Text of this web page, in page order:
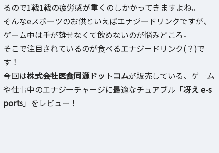
るので1戦1戦の疲労感が重くのしかかってきますよね。
そんなeスポーツのお供といえばエナジードリンクですが、
ゲーム中は手が離せなくて飲めないのが悩みどころ。
そこで注目されているのが食べるエナジードリンク(？)で
す！
今回は株式会社医食同源ドットコムが販売している、ゲーム
や仕事中のエナジーチャージに最適なチュアブル「冴え e-s
ports」をレビュー！